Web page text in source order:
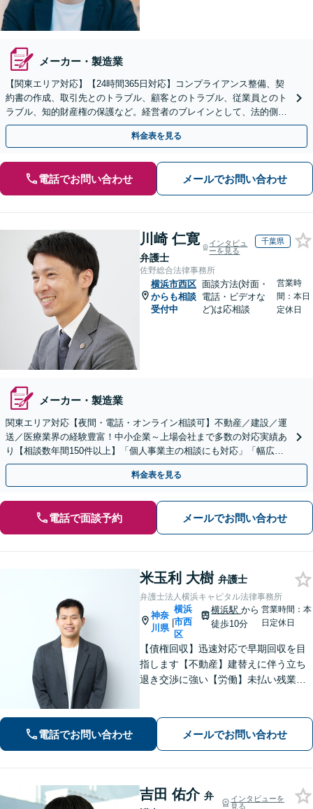
メーカー・製造業
【関東エリア対応】【24時間365日対応】コンプライアンス整備、契
約書の作成、取引先とのトラブル、顧客とのトラブル、従業員とのト
ラブル、知的財産権の保護など。経営者のブレインとして、法的側面
より力強く事業をサポートします。【初回相談無料】
料金表を見る
電話でお問い合わせ メールでお問い合わせ
川崎 仁寛
弁護士
インタビュ
ーを見る
千葉県
佐野総合法律事務所
横浜市西区
からも相談
受付中
面談方法(対面・
電話・ビデオな
ど)は応相談
営業時
間：本日
定休日
メーカー・製造業
関東エリア対応【夜間・電話・オンライン相談可】不動産／建設／運
送／医療業界の経験豊富！中小企業～上場会社まで多数の対応実績あ
り【相談数年間150件以上】「個人事業主の相談にも対応」「幅広い
顧問プランをご用意／従業員・ご家族様の無料相談あり」
料金表を見る
電話で面談予約 メールでお問い合わせ
米玉利 大樹 弁護士
弁護士法人横浜キャピタル法律事務所
神奈
川県
|
横浜
市西
区
横浜駅から
徒歩10分
営業時間：本
日定休日
【債権回収】迅速対応で早期回収を目
指します【不動産】建替えに伴う立ち
退き交渉に強い【労働】未払い残業代
Web面談も可能ですのでまずはご相談
ください。
電話でお問い合わせ メールでお問い合わせ
吉田 佑介 弁
インタビューを
見る